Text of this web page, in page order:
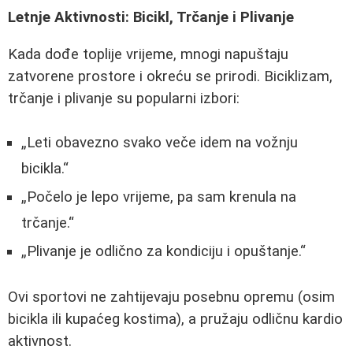
Letnje Aktivnosti: Bicikl, Trčanje i Plivanje
Kada dođe toplije vrijeme, mnogi napuštaju
zatvorene prostore i okreću se prirodi. Biciklizam,
trčanje i plivanje su popularni izbori:
Leti obavezno svako veče idem na vožnju
bicikla.
Počelo je lepo vrijeme, pa sam krenula na
trčanje.
Plivanje je odlično za kondiciju i opuštanje.
Ovi sportovi ne zahtijevaju posebnu opremu (osim
bicikla ili kupaćeg kostima), a pružaju odličnu kardio
aktivnost.